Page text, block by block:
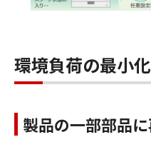
環境負荷の最小
製品の一部部品